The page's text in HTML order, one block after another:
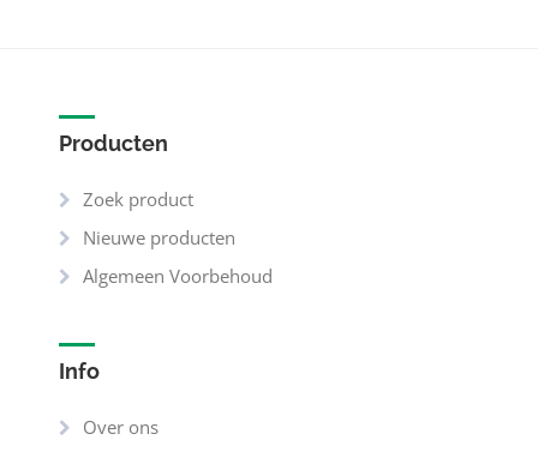
Producten
Zoek product
Nieuwe producten
Algemeen Voorbehoud
Info
Over ons